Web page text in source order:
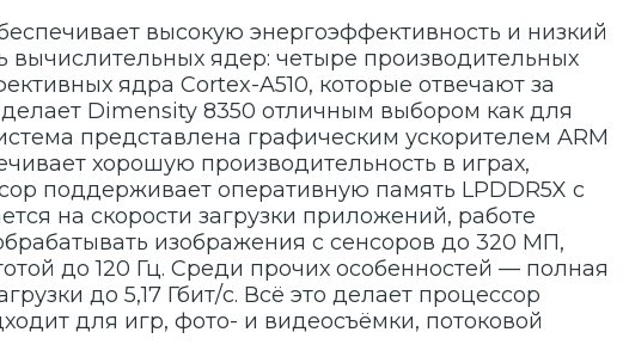
высокую энергоэффективность и низкий
вычислительных ядер: четыре производительных
ядра Cortex-A510, которые отвечают за
Dimensity 8350 отличным выбором как для
представлена графическим ускорителем ARM
хорошую производительность в играх,
поддерживает оперативную память LPDDR5X с
на скорости загрузки приложений, работе
изображения с сенсоров до 320 МП,
до 120 Гц. Среди прочих особенностей — полная
до 5,17 Гбит/с. Всё это делает процессор
для игр, фото- и видеосъёмки, потоковой